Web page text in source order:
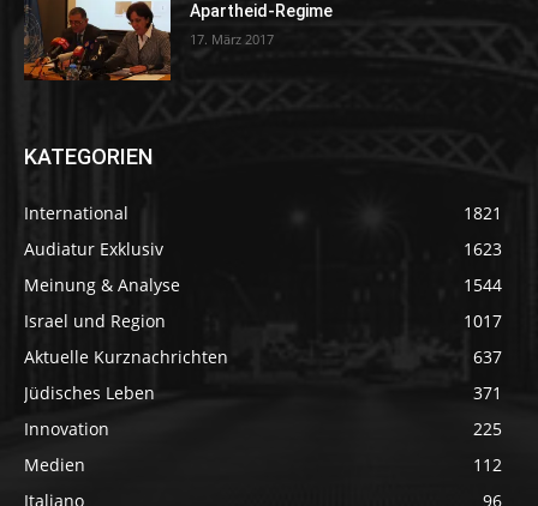
Apartheid-Regime
17. März 2017
KATEGORIEN
International
1821
Audiatur Exklusiv
1623
Meinung & Analyse
1544
Israel und Region
1017
Aktuelle Kurznachrichten
637
Jüdisches Leben
371
Innovation
225
Medien
112
Italiano
96